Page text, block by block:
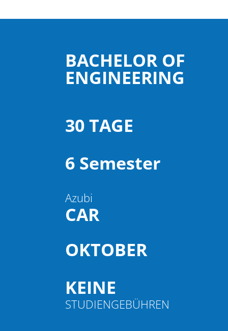
BACHELOR OF
ENGINEERING
30 TAGE
6 Semester
Azubi
CAR
OKTOBER
KEINE
STUDIENGEBÜHREN